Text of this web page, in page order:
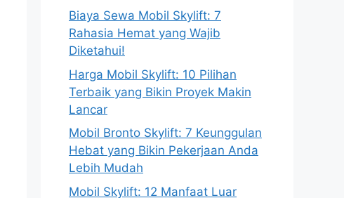
Biaya Sewa Mobil Skylift: 7
Rahasia Hemat yang Wajib
Diketahui!
Harga Mobil Skylift: 10 Pilihan
Terbaik yang Bikin Proyek Makin
Lancar
Mobil Bronto Skylift: 7 Keunggulan
Hebat yang Bikin Pekerjaan Anda
Lebih Mudah
Mobil Skylift: 12 Manfaat Luar